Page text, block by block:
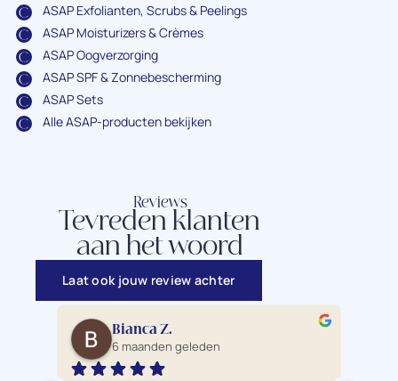
ASAP Exfolianten, Scrubs & Peelings
ASAP Moisturizers & Crèmes
ASAP Oogverzorging
ASAP SPF & Zonnebescherming
ASAP Sets
Alle ASAP-producten bekijken
Reviews
Tevreden klanten
aan het woord
Laat ook jouw review achter
Bianca Z.
6 maanden geleden